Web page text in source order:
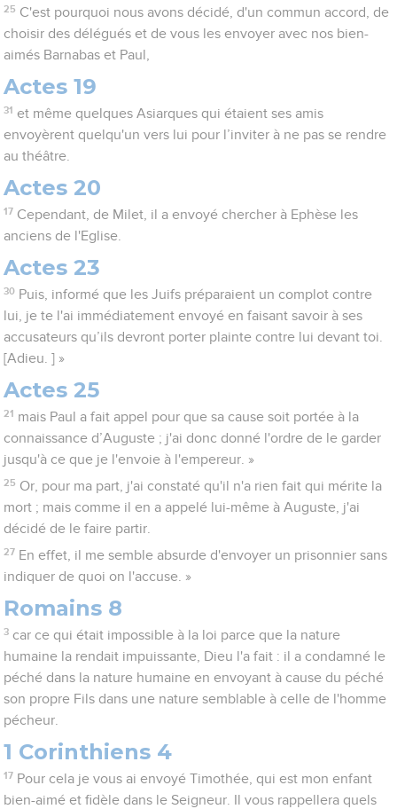
25 C'est pourquoi nous avons décidé, d'un commun accord, de
choisir des délégués et de vous les envoyer avec nos bien-
aimés Barnabas et Paul,
Actes 19
31 et même quelques Asiarques qui étaient ses amis
envoyèrent quelqu'un vers lui pour l’inviter à ne pas se rendre
au théâtre.
Actes 20
17 Cependant, de Milet, il a envoyé chercher à Ephèse les
anciens de l'Eglise.
Actes 23
30 Puis, informé que les Juifs préparaient un complot contre
lui, je te l'ai immédiatement envoyé en faisant savoir à ses
accusateurs qu’ils devront porter plainte contre lui devant toi.
[Adieu. ] »
Actes 25
21 mais Paul a fait appel pour que sa cause soit portée à la
connaissance d’Auguste ; j'ai donc donné l'ordre de le garder
jusqu'à ce que je l'envoie à l'empereur. »
25 Or, pour ma part, j'ai constaté qu'il n'a rien fait qui mérite la
mort ; mais comme il en a appelé lui-même à Auguste, j'ai
décidé de le faire partir.
27 En effet, il me semble absurde d'envoyer un prisonnier sans
indiquer de quoi on l'accuse. »
Romains 8
3 car ce qui était impossible à la loi parce que la nature
humaine la rendait impuissante, Dieu l'a fait : il a condamné le
péché dans la nature humaine en envoyant à cause du péché
son propre Fils dans une nature semblable à celle de l'homme
pécheur.
1 Corinthiens 4
17 Pour cela je vous ai envoyé Timothée, qui est mon enfant
bien-aimé et fidèle dans le Seigneur. Il vous rappellera quels